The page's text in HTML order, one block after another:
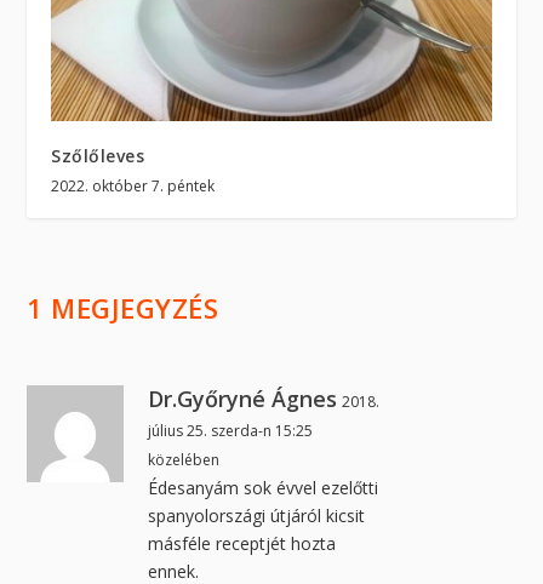
Szőlőleves
2022. október 7. péntek
1 MEGJEGYZÉS
Dr.Győryné Ágnes 2018.
július 25. szerda-n 15:25
közelében
Édesanyám sok évvel ezelőtti
spanyolországi útjáról kicsit
másféle receptjét hozta
ennek.